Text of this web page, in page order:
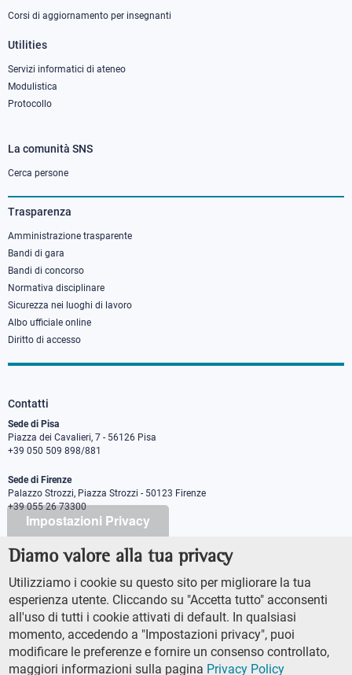
Impostazioni Privacy
Diamo valore alla tua privacy
Utilizziamo i cookie su questo sito per migliorare la tua
esperienza utente. Cliccando su "Accetta tutto" acconsenti
all'uso di tutti i cookie attivati di default. In qualsiasi
momento, accedendo a "Impostazioni privacy", puoi
modificare le preferenze e fornire un consenso controllato,
maggiori informazioni sulla pagina Privacy Policy
Corsi di aggiornamento per insegnanti
Utilities
Servizi informatici di ateneo
Modulistica
Protocollo
Footer
column
3
La comunità SNS
Cerca persone
Trasparenza
Amministrazione trasparente
Bandi di gara
Bandi di concorso
Normativa disciplinare
Sicurezza nei luoghi di lavoro
Albo ufficiale online
Diritto di accesso
Contatti
Sede di Pisa
Piazza dei Cavalieri, 7 - 56126 Pisa
+39 050 509 898/881
Sede di Firenze
Palazzo Strozzi, Piazza Strozzi - 50123 Firenze
+39 055 26 73300
PEC protocollo@pec.sns.it
Codice Fiscale 8000 5050507
Ufficio comunicazione
Addetto stampa
URP - Ufficio relazioni con il pubblico